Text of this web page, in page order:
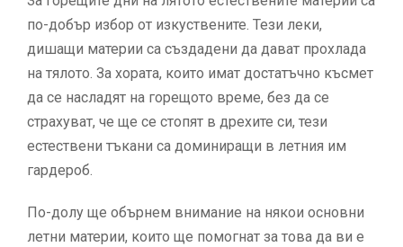
по-добър избор от изкуствените. Тези леки,
дишащи материи са създадени да дават прохлада
на тялото. За хората, които имат достатъчно късмет
да се насладят на горещото време, без да се
страхуват, че ще се стопят в дрехите си, тези
естествени тъкани са доминиращи в летния им
гардероб.
По-долу ще обърнем внимание на някои основни
летни материи, които ще помогнат за това да ви е